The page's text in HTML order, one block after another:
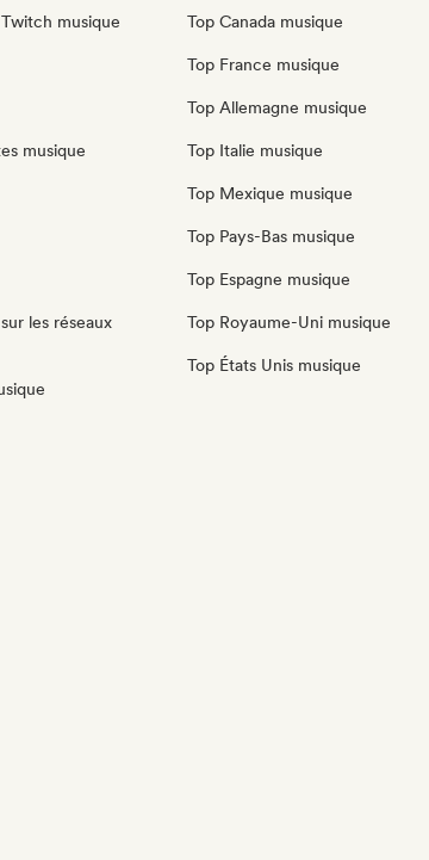
musique
musique
les réseaux
Top Canada musique
Top France musique
Top Allemagne musique
Top Italie musique
Top Mexique musique
Top Pays-Bas musique
Top Espagne musique
Top Royaume-Uni musique
Top États Unis musique